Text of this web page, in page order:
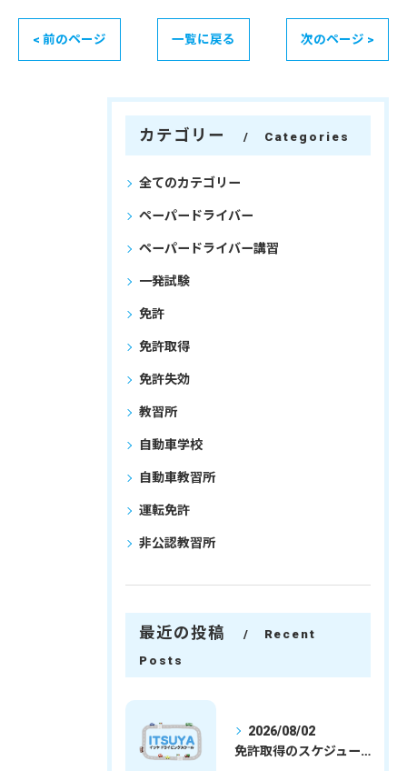
< 前のページ 一覧に戻る 次のページ >
カテゴリー Categories
全てのカテゴリー
ペーパードライバー
ペーパードライバー講習
一発試験
免許
免許取得
免許失効
教習所
自動車学校
自動車教習所
運転免許
非公認教習所
最近の投稿
Recent
Posts
2026/08/02
免許取得のスケジュールを徹底解説学生社会人の通学合宿別プランで最短取得のコツ